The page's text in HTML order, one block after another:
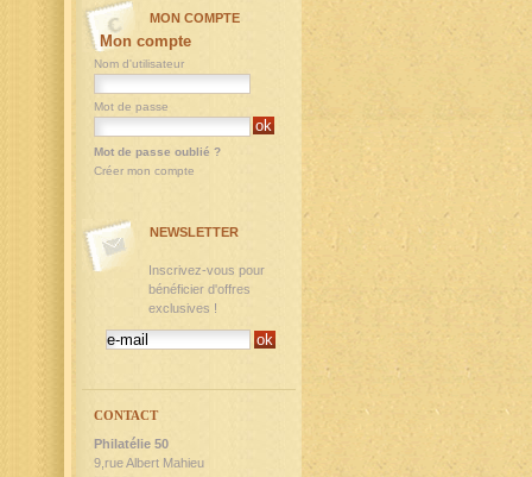
MON COMPTE
Mon compte
Nom d'utilisateur
Mot de passe
Mot de passe oublié ?
Créer mon compte
NEWSLETTER
Inscrivez-vous pour
bénéficier d'offres
exclusives !
CONTACT
Philatélie 50
9,rue Albert Mahieu